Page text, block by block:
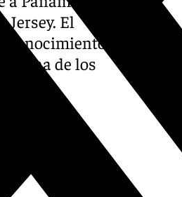
Jersey. El
de los
de
las piezas
con la